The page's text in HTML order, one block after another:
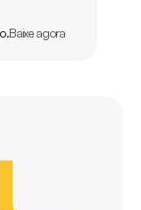
Baixe agora